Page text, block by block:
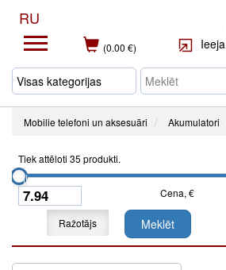
RU
(0.00 €) Ieeja
Mobilie telefoni un aksesuāri Akumulatori
Tiek attēloti 35 produkti.
Cena, €
Ražotājs Meklēt